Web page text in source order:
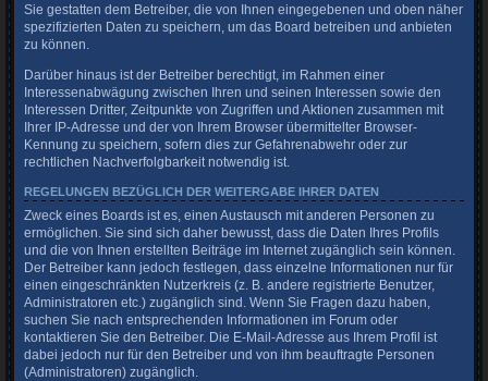
Sie gestatten dem Betreiber, die von Ihnen eingegebenen und oben näher
spezifizierten Daten zu speichern, um das Board betreiben und anbieten
zu können.
Darüber hinaus ist der Betreiber berechtigt, im Rahmen einer
Interessenabwägung zwischen Ihren und seinen Interessen sowie den
Interessen Dritter, Zeitpunkte von Zugriffen und Aktionen zusammen mit
Ihrer IP-Adresse und der von Ihrem Browser übermittelter Browser-
Kennung zu speichern, sofern dies zur Gefahrenabwehr oder zur
rechtlichen Nachverfolgbarkeit notwendig ist.
REGELUNGEN BEZÜGLICH DER WEITERGABE IHRER DATEN
Zweck eines Boards ist es, einen Austausch mit anderen Personen zu
ermöglichen. Sie sind sich daher bewusst, dass die Daten Ihres Profils
und die von Ihnen erstellten Beiträge im Internet zugänglich sein können.
Der Betreiber kann jedoch festlegen, dass einzelne Informationen nur für
einen eingeschränkten Nutzerkreis (z. B. andere registrierte Benutzer,
Administratoren etc.) zugänglich sind. Wenn Sie Fragen dazu haben,
suchen Sie nach entsprechenden Informationen im Forum oder
kontaktieren Sie den Betreiber. Die E-Mail-Adresse aus Ihrem Profil ist
dabei jedoch nur für den Betreiber und von ihm beauftragte Personen
(Administratoren) zugänglich.